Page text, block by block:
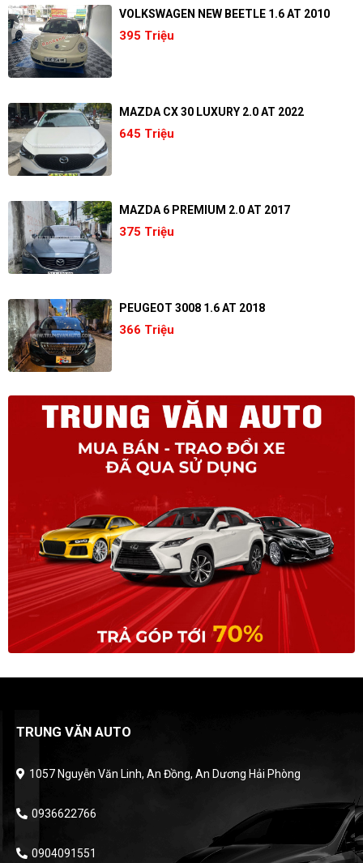
VOLKSWAGEN NEW BEETLE 1.6 AT 2010
395 Triệu
MAZDA CX 30 LUXURY 2.0 AT 2022
645 Triệu
MAZDA 6 PREMIUM 2.0 AT 2017
375 Triệu
PEUGEOT 3008 1.6 AT 2018
366 Triệu
TRUNG VĂN AUTO
1057 Nguyễn Văn Linh, An Đồng, An Dương Hải Phòng
0936622766
0904091551